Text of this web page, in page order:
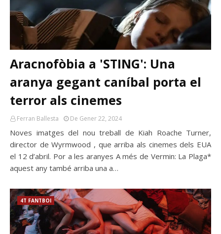
Aracnofòbia a 'STING': Una
aranya gegant caníbal porta el
terror als cinemes
Ferran Ballesta De Gener 22, 2024
Noves imatges del nou treball de Kiah Roache Turner,
director de Wyrmwood , que arriba als cinemes dels EUA
el 12 d’abril. Por a les aranyes A més de Vermin: La Plaga*
aquest any també arriba una a…
4T FANTBOI